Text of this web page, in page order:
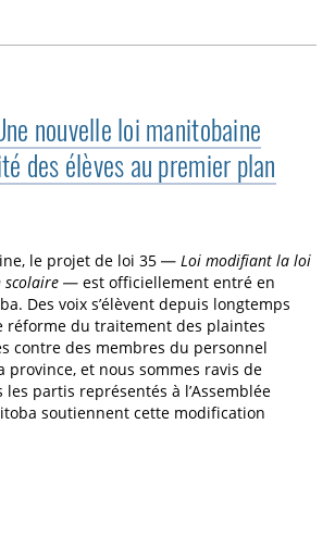
nouvelle loi manitobaine
des élèves au premier plan
le projet de loi 35 —Loi modifiant la loi
scolaire — est officiellement entré en
Des voix s’élèvent depuis longtemps
réforme du traitement des plaintes
contre des membres du personnel
province, et nous sommes ravis de
partis représentés à l’Assemblée
soutiennent cette modification